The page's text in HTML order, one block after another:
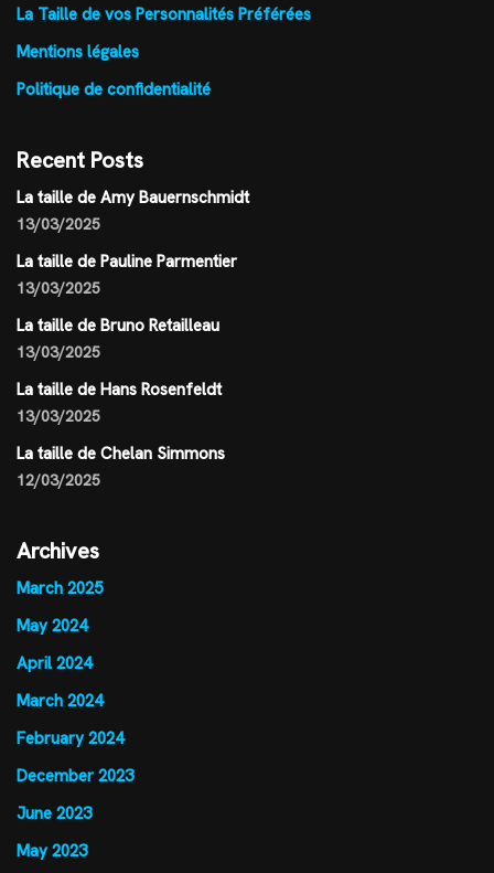
La Taille de vos Personnalités Préférées
Mentions légales
Politique de confidentialité
Recent Posts
La taille de Amy Bauernschmidt
13/03/2025
La taille de Pauline Parmentier
13/03/2025
La taille de Bruno Retailleau
13/03/2025
La taille de Hans Rosenfeldt
13/03/2025
La taille de Chelan Simmons
12/03/2025
Archives
March 2025
May 2024
April 2024
March 2024
February 2024
December 2023
June 2023
May 2023